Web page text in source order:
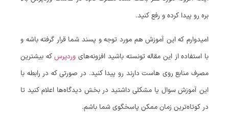
بره رو پیدا کرده و رفع کنید.
امیدوارم که این آموزش هم مورد توجه و پسند شما قرار گرفته باشه و
با استفاده از این مقاله تونسته باشید افزونه‌های وردپرسکه بیشترین
مصرف منابع روی هاست دارند رو پیدا کنید. در صورتی که در رابطه با
این آموزش سوال یا مشکلی داشتید در بخش دیدگاه‌ها اعلام کنید تا
در کوتاه‌ترین زمان ممکن پاسخگوی شما باشم.